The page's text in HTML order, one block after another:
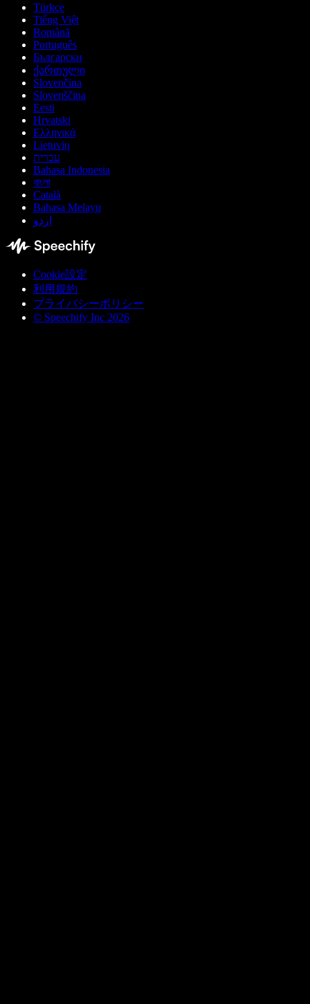
Türkçe
Tiếng Việt
Română
Português
Български
ქართული
Slovenčina
Slovenščina
Eesti
Hrvatski
Ελληνικά
Lietuvių
עברית
Bahasa Indonesia
বাংলা
Català
Bahasa Melayu
اردو
Cookie設定
利用規約
プライバシーポリシー
© Speechify Inc 2026